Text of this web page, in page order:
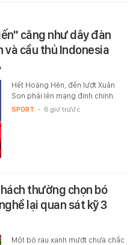
căng như dây đàn
và cầu thủ Indonesia
Hết Hoàng Hên, đến lượt Xuân
Son phải lên mạng đính chính.
SPORT - 6 giờ trước
thường chọn bó
lại quan sát kỹ 3
Một bó rau xanh mướt chưa chắc